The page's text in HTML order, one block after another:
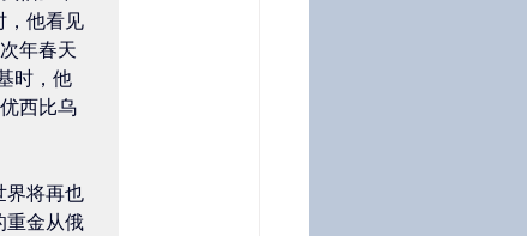
，他看见
年春天
时，他
西比乌
将再也
重金从俄